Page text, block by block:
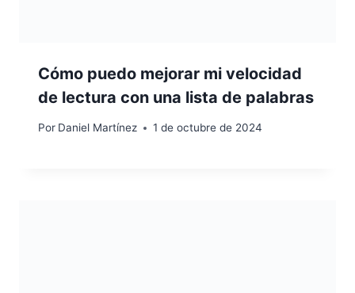
Cómo puedo mejorar mi velocidad
de lectura con una lista de palabras
Por Daniel Martínez 1 de octubre de 2024